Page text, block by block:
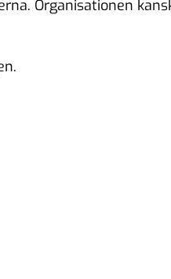
Organisationen